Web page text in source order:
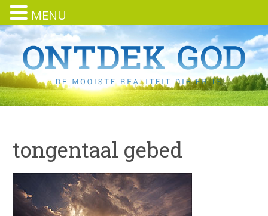
tongentaal gebed
MENU